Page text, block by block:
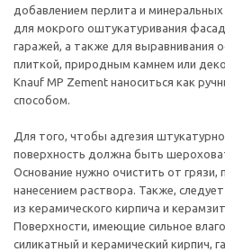
добавлением перлита и минеральных
для мокрого оштукатуривания
гаражей, а также для выравнивания
плиткой, природным камнем или
Knauf MP Zement наноситься как
способом.
Для того, чтобы адгезия
поверхность должна быть
Основание нужно очистить от грязи,
нанесением раствора. Также,
из керамического кирпича и
Поверхности, имеющие сильное
силикатный и керамический кирпич,